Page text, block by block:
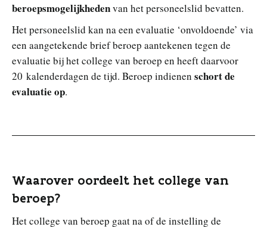
beroepsmogelijkhedenvan het personeelslid bevatten.
Het personeelslid kan na een evaluatie ‘onvoldoende’ via
een aangetekende brief beroep aantekenen tegen de
evaluatie bij het college van beroep en heeft daarvoor
20 kalenderdagen de tijd. Beroep indienen schort de
evaluatie op.
Waarover oordeelt het college van
beroep?
Het college van beroep gaat na of de instelling de